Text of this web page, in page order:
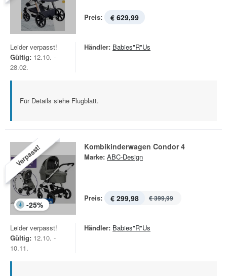
Preis: € 629,99
Leider verpasst!
Gültig: 12.10. -
28.02.
Händler: Babies"R"Us
Für Details siehe Flugblatt.
Verpasst!
-25%
Kombikinderwagen Condor 4
Marke: ABC-Design
Preis: € 299,98 € 399,99
Leider verpasst!
Gültig: 12.10. -
10.11.
Händler: Babies"R"Us